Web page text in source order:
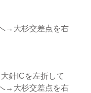
→大杉交差点を右
針ICを左折して
→大杉交差点を右